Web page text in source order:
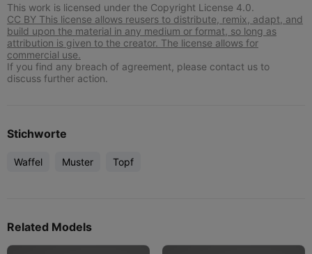
This work is licensed under the Copyright License 4.0.
CC BY This license allows reusers to distribute, remix, adapt, and
build upon the material in any medium or format, so long as
attribution is given to the creator. The license allows for
commercial use.
If you find any breach of agreement, please contact us to
discuss further action.
Stichworte
Waffel Muster Topf
Related Models